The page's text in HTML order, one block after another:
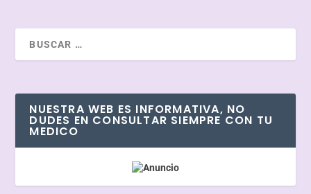
NUESTRA WEB ES INFORMATIVA, NO
DUDES EN CONSULTAR SIEMPRE CON TU
MEDICO